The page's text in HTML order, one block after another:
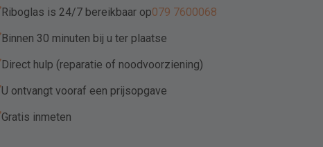
Riboglas is 24/7 bereikbaar op079 7600068
Binnen 30 minuten bij u ter plaatse
Direct hulp (reparatie of noodvoorziening)
U ontvangt vooraf een prijsopgave
Gratis inmeten